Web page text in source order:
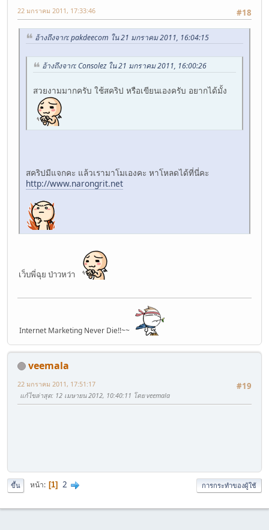
#18
22 มกราคม 2011, 17:33:46
อ้างถึงจาก: pakdeecom ใน 21 มกราคม 2011, 16:04:15
อ้างถึงจาก: Consolez ใน 21 มกราคม 2011, 16:00:26
สวยงามมากครับ ใช้สคริป หรือเขียนเองครับ อยากได้มั้ง
สคริปมีแจกคะ แล้วเรามาโมเองคะ หาโหลดได้ที่นี่คะ
http://www.narongrit.net
เว็บพี่ฉุย ป่าวหว่า
Internet Marketing Never Die!!~~
veemala
#19
22 มกราคม 2011, 17:51:17
แก้ไขล่าสุด: 12 เมษายน 2012, 10:40:11 โดย veemala
ขึ้น หน้า 1 2 การกระทำของผู้ใช้